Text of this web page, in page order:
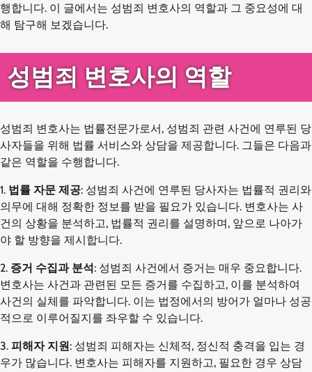
행합니다. 이 글에서는 성범죄 변호사의 역할과 그 중요성에 대
해 탐구해 보겠습니다.
성범죄 변호사의 역할
성범죄 변호사는 법률전문가로서, 성범죄 관련 사건에 연루된 당
사자들을 위해 법률 서비스와 상담을 제공합니다. 그들은 다음과
같은 역할을 수행합니다.
1. 법률 자문 제공: 성범죄 사건에 연루된 당사자는 법률적 권리와
의무에 대해 정확한 정보를 받을 필요가 있습니다. 변호사는 사
건의 상황을 분석하고, 법률적 권리를 설명하며, 앞으로 나아가
야 할 방향을 제시합니다.
2. 증거 수집과 분석: 성범죄 사건에서 증거는 매우 중요합니다.
변호사는 사건과 관련된 모든 증거를 수집하고, 이를 분석하여
사건의 실체를 파악합니다. 이는 법정에서의 방어가 얼마나 성공
적으로 이루어질지를 좌우할 수 있습니다.
3. 피해자 지원: 성범죄 피해자는 신체적, 정신적 충격을 입는 경
우가 많습니다. 변호사는 피해자를 지원하고, 필요한 경우 상담